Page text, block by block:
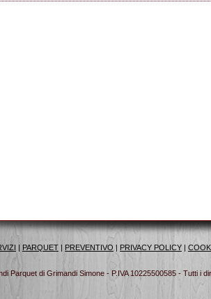
| PARQUET | PREVENTIVO | PRIVACY POLICY |
Parquet di Grimandi Simone - P.IVA 10225500585 - Tutti i